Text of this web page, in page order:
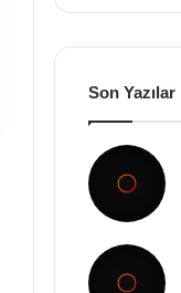
Son Yazılar